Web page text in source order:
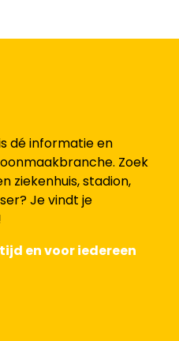
dé informatie en
Zoek
ziekenhuis, stadion,
Je vindt je
en voor iedereen